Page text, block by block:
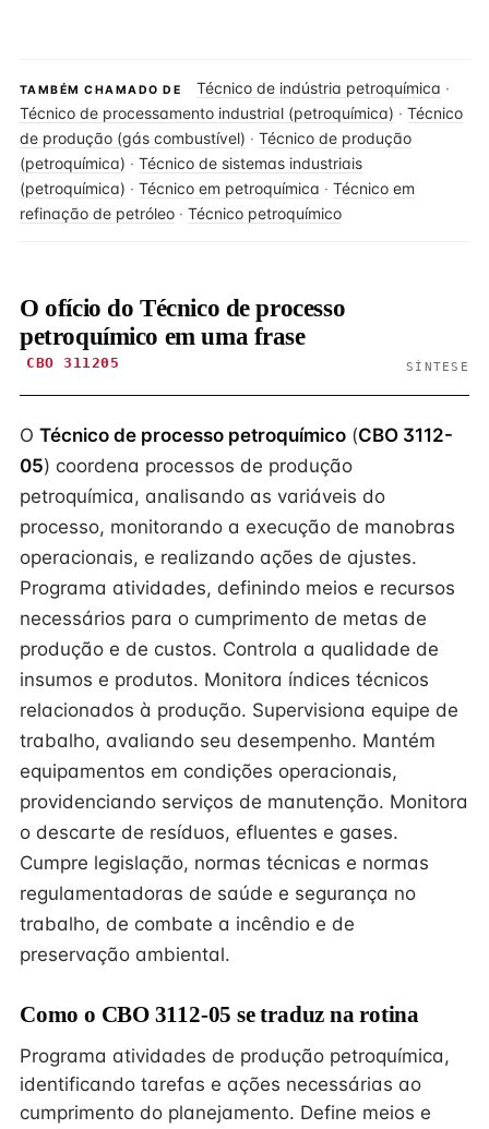
TAMBÉM CHAMADO DE Técnico de indústria petroquímica ·
Técnico de processamento industrial (petroquímica) · Técnico
de produção (gás combustível) · Técnico de produção
(petroquímica) · Técnico de sistemas industriais
(petroquímica) · Técnico em petroquímica · Técnico em
refinação de petróleo · Técnico petroquímico
O ofício do Técnico de processo
petroquímico em uma frase
CBO 311205 SÍNTESE
O Técnico de processo petroquímico (CBO 3112-
05) coordena processos de produção
petroquímica, analisando as variáveis do
processo, monitorando a execução de manobras
operacionais, e realizando ações de ajustes.
Programa atividades, definindo meios e recursos
necessários para o cumprimento de metas de
produção e de custos. Controla a qualidade de
insumos e produtos. Monitora índices técnicos
relacionados à produção. Supervisiona equipe de
trabalho, avaliando seu desempenho. Mantém
equipamentos em condições operacionais,
providenciando serviços de manutenção. Monitora
o descarte de resíduos, efluentes e gases.
Cumpre legislação, normas técnicas e normas
regulamentadoras de saúde e segurança no
trabalho, de combate a incêndio e de
preservação ambiental.
Como o CBO 3112-05 se traduz na rotina
Programa atividades de produção petroquímica,
identificando tarefas e ações necessárias ao
cumprimento do planejamento. Define meios e